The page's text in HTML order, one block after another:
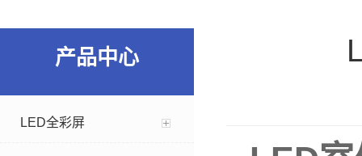
产品中心
LED全彩屏